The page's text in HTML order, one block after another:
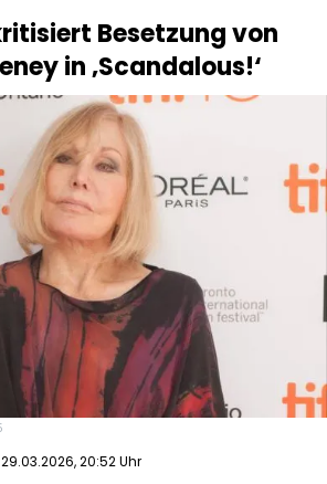
Besetzung von
in ‚Scandalous!‘
29.03.2026, 20:52 Uhr